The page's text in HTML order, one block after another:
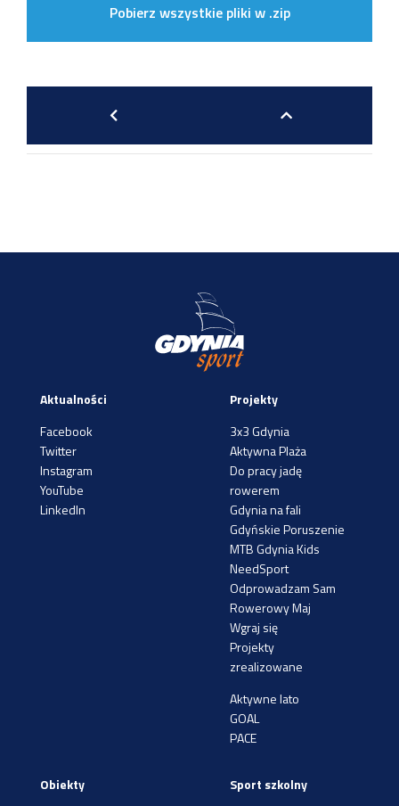
Pobierz wszystkie pliki w .zip
Aktualności
Facebook
Twitter
Instagram
YouTube
LinkedIn
Projekty
3x3 Gdynia
Aktywna Plaża
Do pracy jadę
rowerem
Gdynia na fali
Gdyńskie Poruszenie
MTB Gdynia Kids
NeedSport
Odprowadzam Sam
Rowerowy Maj
Wgraj się
Projekty
zrealizowane
Aktywne lato
GOAL
PACE
Obiekty
Sport szkolny